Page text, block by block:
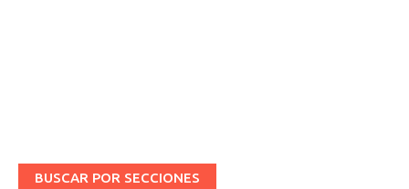
BUSCAR POR SECCIONES